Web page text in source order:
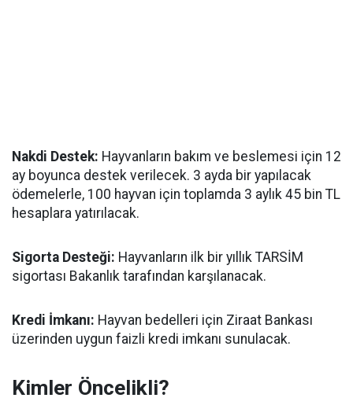
Nakdi Destek: Hayvanların bakım ve beslemesi için 12
ay boyunca destek verilecek. 3 ayda bir yapılacak
ödemelerle, 100 hayvan için toplamda 3 aylık 45 bin TL
hesaplara yatırılacak.
Sigorta Desteği: Hayvanların ilk bir yıllık TARSİM
sigortası Bakanlık tarafından karşılanacak.
Kredi İmkanı: Hayvan bedelleri için Ziraat Bankası
üzerinden uygun faizli kredi imkanı sunulacak.
Kimler Öncelikli?